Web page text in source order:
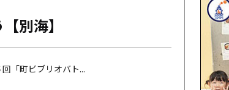
k
別海】
「町ビブリオバト...